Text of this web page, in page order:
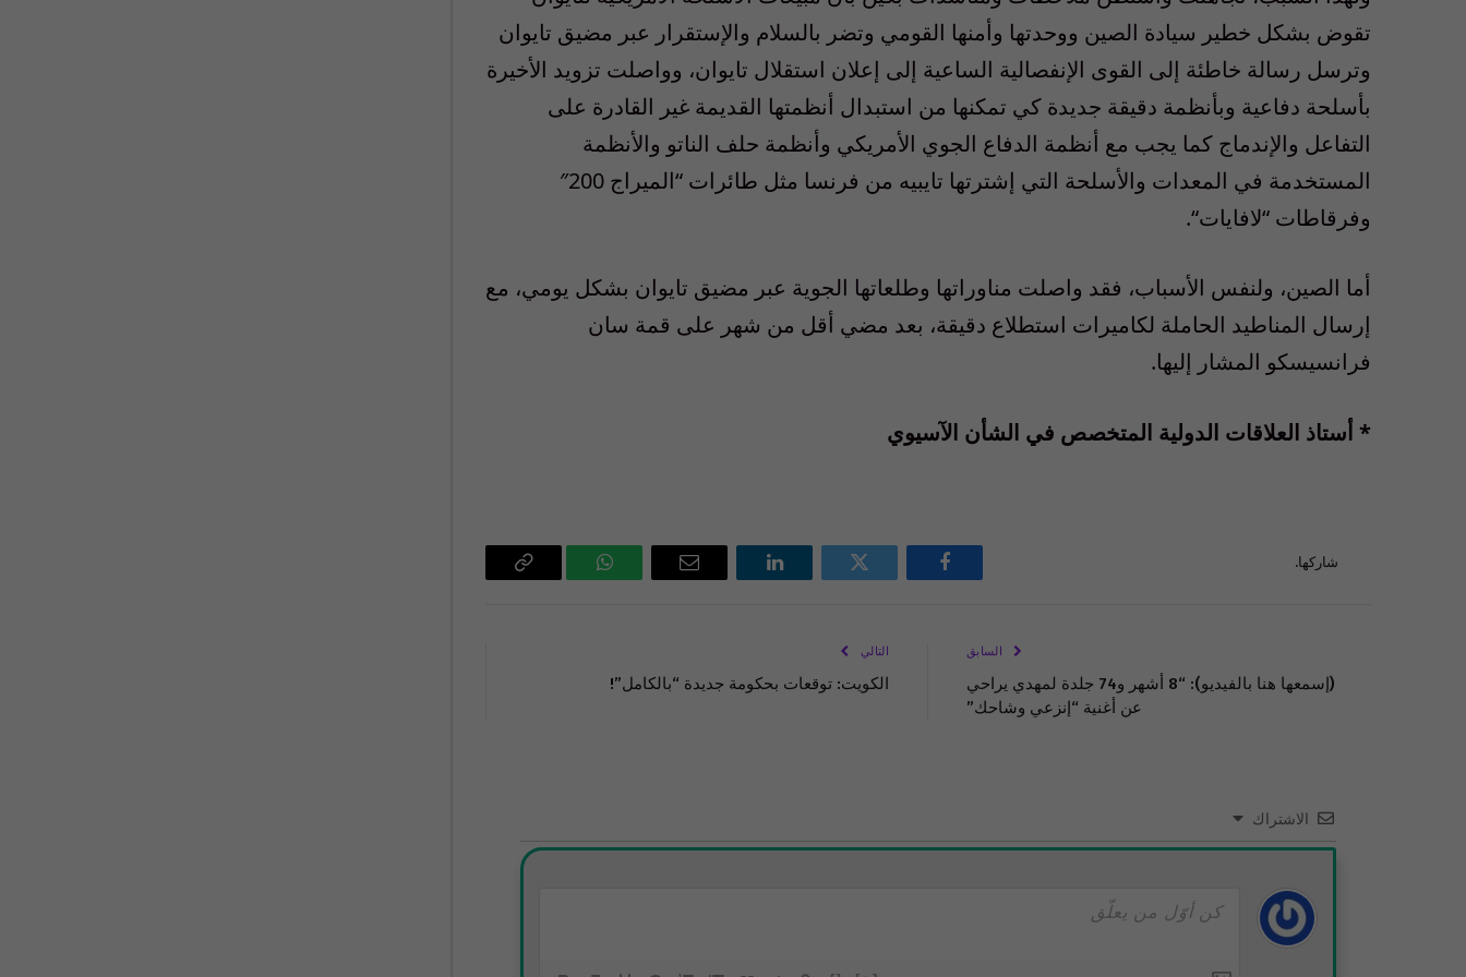
تقوض بشكل خطير سيادة الصين ووحدتها وأمنها القومي وتضر بالسلام والإستقرار عبر مضيق تايوان
وترسل رسالة خاطئة إلى القوى الإنفصالية الساعية إلى إعلان استقلال تايوان، وواصلت تزويد الأخيرة
بأسلحة دفاعية وبأنظمة دقيقة جديدة كي تمكنها من استبدال أنظمتها القديمة غير القادرة على
التفاعل والإندماج كما يجب مع أنظمة الدفاع الجوي الأمريكي وأنظمة حلف الناتو والأنظمة
المستخدمة في المعدات والأسلحة التي إشترتها تايبيه من فرنسا مثل طائرات “الميراج
وفرقاطات “لافايات“.
أما الصين، ولنفس الأسباب، فقد واصلت مناوراتها وطلعاتها الجوية عبر مضيق تايوان بشكل يومي، مع
إرسال المناطيد الحاملة لكاميرات استطلاع دقيقة، بعد مضي أقل من شهر على قمة سان
فرانسيسكو المشار إليها.
* أستاذ العلاقات الدولية المتخصص في الشأن الآسيوي
شاركها.
فيسبوك تويتر لينكدإن
البريد
واتساب
Copy
السابق
(إسمعها هنا بالفيديو): “8 أشهر و74 جلدة لمهدي يراحي
عن أغنية “إنزعي وشاحك”
التالي
الكويت: توقعات بحكومة جديدة “بالكامل”!
الاشتراك